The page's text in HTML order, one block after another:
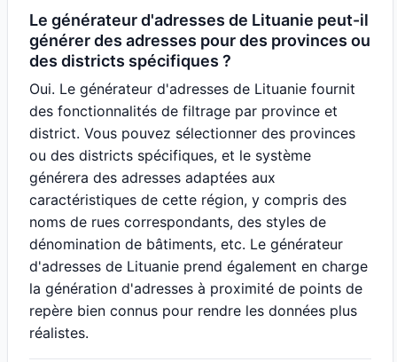
Le générateur d'adresses de Lituanie peut-il
générer des adresses pour des provinces ou
des districts spécifiques ?
Oui. Le générateur d'adresses de Lituanie fournit
des fonctionnalités de filtrage par province et
district. Vous pouvez sélectionner des provinces
ou des districts spécifiques, et le système
générera des adresses adaptées aux
caractéristiques de cette région, y compris des
noms de rues correspondants, des styles de
dénomination de bâtiments, etc. Le générateur
d'adresses de Lituanie prend également en charge
la génération d'adresses à proximité de points de
repère bien connus pour rendre les données plus
réalistes.